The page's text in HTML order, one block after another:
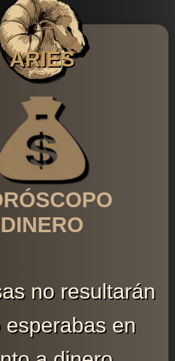
ARIES
DINERO
no resultarán
esperabas en